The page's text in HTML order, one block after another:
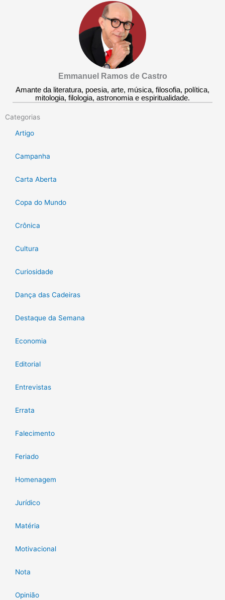
Emmanuel Ramos de Castro
Amante da literatura, poesia, arte, música, filosofia, política,
mitologia, filologia, astronomia e espiritualidade.
Categorias
Artigo
Campanha
Carta Aberta
Copa do Mundo
Crônica
Cultura
Curiosidade
Dança das Cadeiras
Destaque da Semana
Economia
Editorial
Entrevistas
Errata
Falecimento
Feriado
Homenagem
Jurídico
Matéria
Motivacional
Nota
Opinião